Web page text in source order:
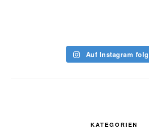
Auf Instagram
KATEGORIEN